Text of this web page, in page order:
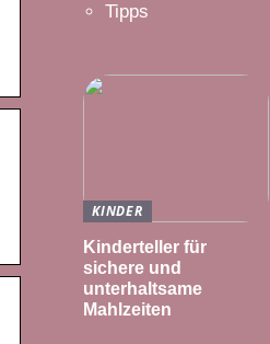
Tipps
KINDER
Kinderteller für
sichere und
unterhaltsame
Mahlzeiten